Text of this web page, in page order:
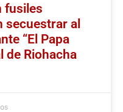
fusiles
secuestrar al
“El Papa
de Riohacha